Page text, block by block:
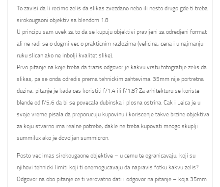
To zavisi da li recimo zelis da slikas zvezdano nebo ili nesto drugo gde ti treba
sirokougaoni objektiv sa blendom 1.8
U principu sam uvek za to da se kupuju objektivi pravljeni za odredjeni format
ali ne radi se o dogmi vec o prakticnim razlozima (velicina, cena i u najmanju
ruku slican ako ne inbolji kvalitet slike).
Prvo pitanje na koje treba da trazis odgovor je kakvu vrstu fotografije zelis da
slikas, pa se onda odredis prema tehnickim zahtevima. 35mm nije portretna
duzina, pitanje je kada ces koristiti f/1.4 ili f/1.8? Za arhitekturu se koriste
blende od f/5,6 da bi se povecala dubinska i plosna ostrina. Cak i Leica je u
svoje vreme pisala da preporucuju kupovinu i koriscenje takve brzine objektiva
za koju stvarno ima realne potrebe, dakle ne treba kupovati mnogo skuplji
summilux ako je dovoljan summicron.
Posto vec imas sirokougaone objektive – u cemu te ogranicavaju, koji su
njihovi tehnicki limiti koji ti onemogucavaju da napravis fotku kakvu zelis?
Odgovor na obo pitanje ce ti verovatno dati i odgovor na pitanje – koja 35mm